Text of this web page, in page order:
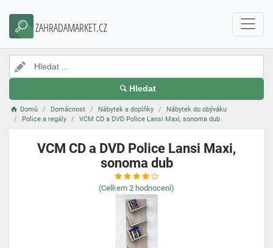
ZAHRADAMARKET.CZ
Hledat
Domů Domácnost Nábytek a doplňky
Nábytek do obýváku
Police a regály
VCM CD a DVD Police Lansi Maxi, sonoma dub
VCM CD a DVD Police Lansi Maxi,
sonoma dub
(Celkem 2 hodnocení)